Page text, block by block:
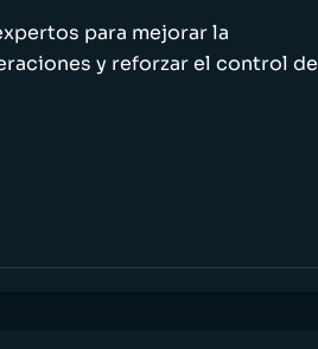
para mejorar la
y reforzar el control de